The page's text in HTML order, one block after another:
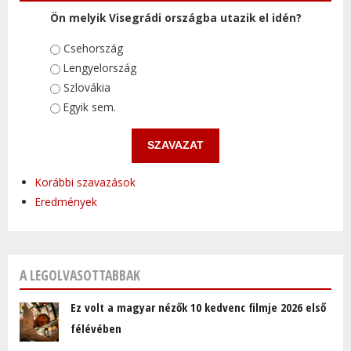
Ön melyik Visegrádi országba utazik el idén?
Választások
Csehország
Lengyelország
Szlovákia
Egyik sem.
Korábbi szavazások
Eredmények
A LEGOLVASOTTABBAK
Ez volt a magyar nézők 10 kedvenc filmje 2026 első
félévében